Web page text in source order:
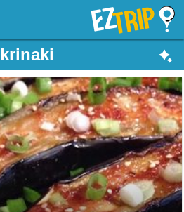
EZTrip
krinaki